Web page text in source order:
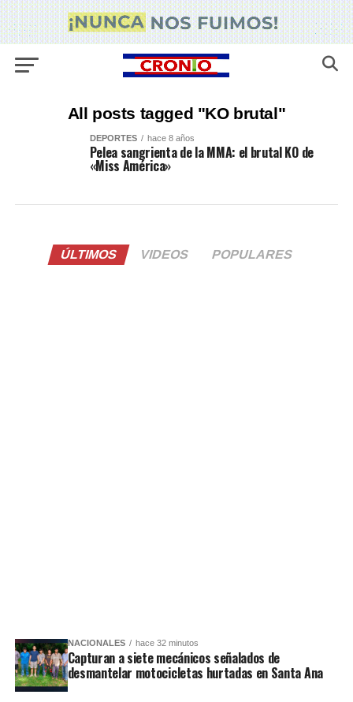
All posts tagged "KO brutal"
DEPORTES hace 8 años
Pelea sangrienta de la MMA: el brutal KO de
«Miss América»
ÚLTIMOS VIDEOS POPULARES
NACIONALES hace 32 minutos
Capturan a siete mecánicos señalados de
desmantelar motocicletas hurtadas en Santa Ana